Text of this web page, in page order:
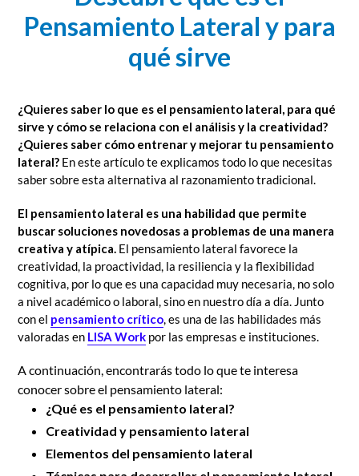
Pensamiento Lateral y para
qué sirve
¿Quieres saber lo que es el pensamiento lateral, para qué
sirve y cómo se relaciona con el análisis y la creatividad?
¿Quieres saber cómo entrenar y mejorar tu pensamiento
lateral? En este artículo te explicamos todo lo que necesitas
saber sobre esta alternativa al razonamiento tradicional.
El pensamiento lateral es una habilidad que permite
buscar soluciones novedosas a problemas de una manera
creativa y atípica. El pensamiento lateral favorece la
creatividad, la proactividad, la resiliencia y la flexibilidad
cognitiva, por lo que es una capacidad muy necesaria, no solo
a nivel académico o laboral, sino en nuestro día a día. Junto
con el pensamiento crítico, es una de las habilidades más
valoradas en LISA Work por las empresas e instituciones.
A continuación, encontrarás todo lo que te interesa
conocer sobre el pensamiento lateral:
¿Qué es el pensamiento lateral?
Creatividad y pensamiento lateral
Elementos del pensamiento lateral